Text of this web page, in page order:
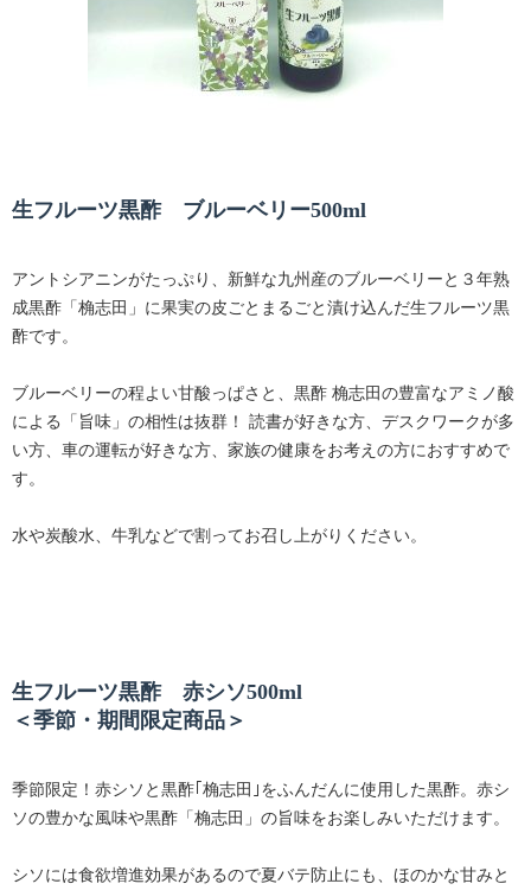
生フルーツ黒酢 ブルーベリー500ml
アントシアニンがたっぷり、新鮮な九州産のブルーベリーと３年熟
成黒酢「桷志田」に果実の皮ごとまるごと漬け込んだ生フルーツ黒
酢です。
ブルーベリーの程よい甘酸っぱさと、黒酢 桷志田の豊富なアミノ酸
による「旨味」の相性は抜群！ 読書が好きな方、デスクワークが多
い方、車の運転が好きな方、家族の健康をお考えの方におすすめで
す。
水や炭酸水、牛乳などで割ってお召し上がりください。
生フルーツ黒酢 赤シソ500ml
＜季節・期間限定商品＞
季節限定！赤シソと黒酢｢桷志田｣をふんだんに使用した黒酢。赤シ
ソの豊かな風味や黒酢「桷志田」の旨味をお楽しみいただけます。
シソには食欲増進効果があるので夏バテ防止にも、ほのかな甘みと